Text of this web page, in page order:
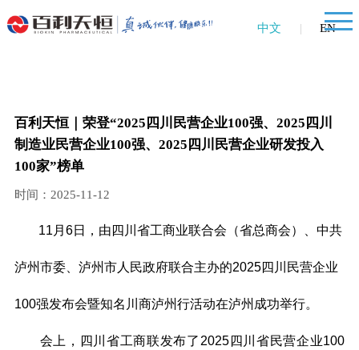
中文 | EN
百利天恒｜荣登“2025四川民营企业100强、2025四川
制造业民营企业100强、2025四川民营企业研发投入
100家”榜单
时间：2025-11-12
11月6日，由四川省工商业联合会（省总商会）、中共
泸州市委、泸州市人民政府联合主办的2025四川民营企业
100强发布会暨知名川商泸州行活动在泸州成功举行。
会上，四川省工商联发布了2025四川省民营企业100